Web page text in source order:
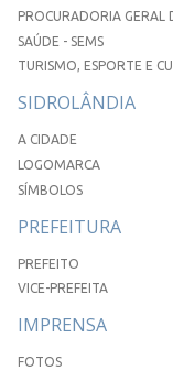
PROCURADORIA GERAL
SAÚDE - SEMS
TURISMO, ESPORTE E
SIDROLÂNDIA
A CIDADE
LOGOMARCA
SÍMBOLOS
PREFEITURA
PREFEITO
VICE-PREFEITA
IMPRENSA
FOTOS